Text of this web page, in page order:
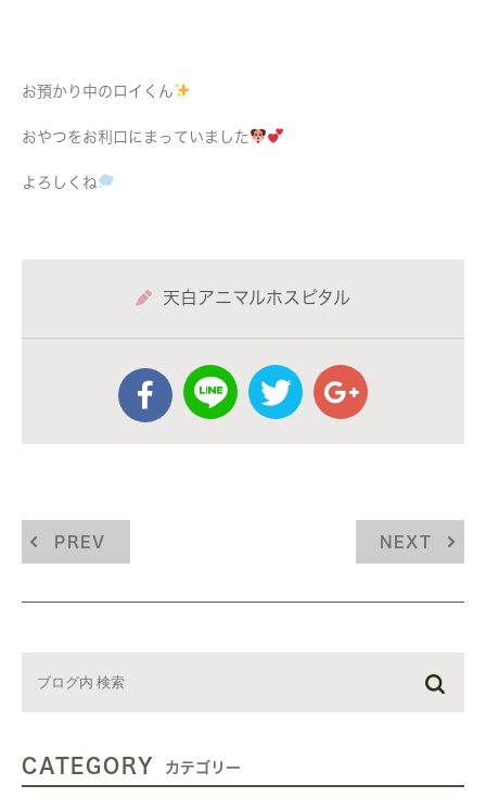
お預かり中のロイくん
おやつをお利口にまっていました
よろしくね
天白アニマルホスピタル
PREV NEXT
CATEGORY カテゴリー